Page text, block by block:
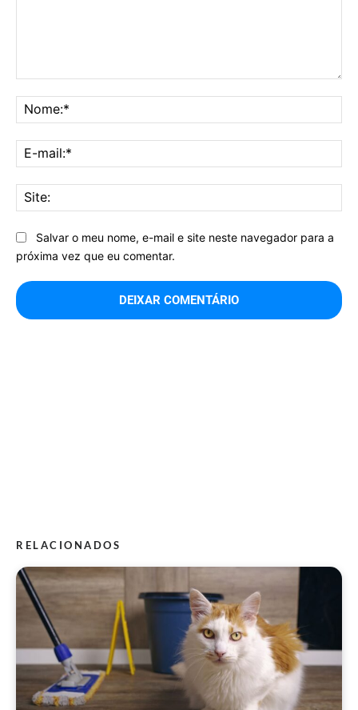
Salvar o meu nome, e-mail e site neste navegador para a
próxima vez que eu comentar.
RELACIONADOS